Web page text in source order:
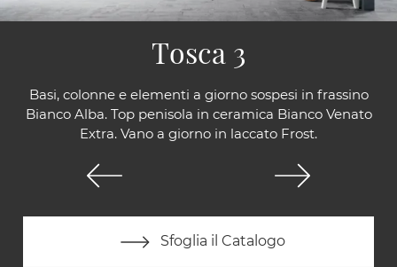
Basi, colonne e elementi a giorno sospesi in frassino
Bianco Alba. Top penisola in ceramica Bianco Venato
Extra. Vano a giorno in laccato Frost.
Sfoglia il Catalogo
Tosca 3